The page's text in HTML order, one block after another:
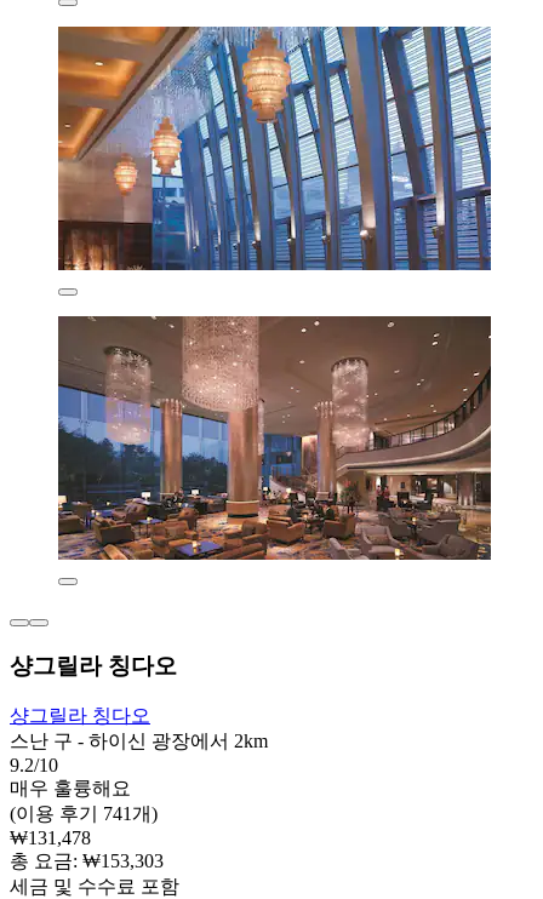
샹그릴라 칭다오
샹그릴라 칭다오
스난 구 - 하이신 광장에서 2km
9.2/10
매우 훌륭해요
(이용 후기 741개)
₩131,478
총 요금: ₩153,303
세금 및 수수료 포함